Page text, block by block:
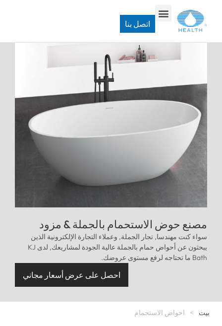
اتصل بنا
مصنع حوض الاستحمام بالجملة & مزود
سواء كنت مهندسا, تجار الجملة, وعملاء التجارة الإلكترونية الذين
يبحثون عن أحواض حمام بالجملة عالية الجودة لمشاريعك, لدى KJ
Bath ما تحتاجه لرفع مستوى عروضك.
احصل على عرض أسعار مجاني
بيت > احواض الاستحمام